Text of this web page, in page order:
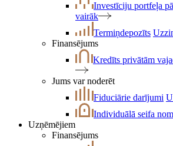
Investīciju portfeļa
vairāk
Termiņdepozīts
Finansējums
Kredīts privātām
Jums var noderēt
Fiduciārie darījumi
Individuālā seifa
Uzņēmējiem
Finansējums